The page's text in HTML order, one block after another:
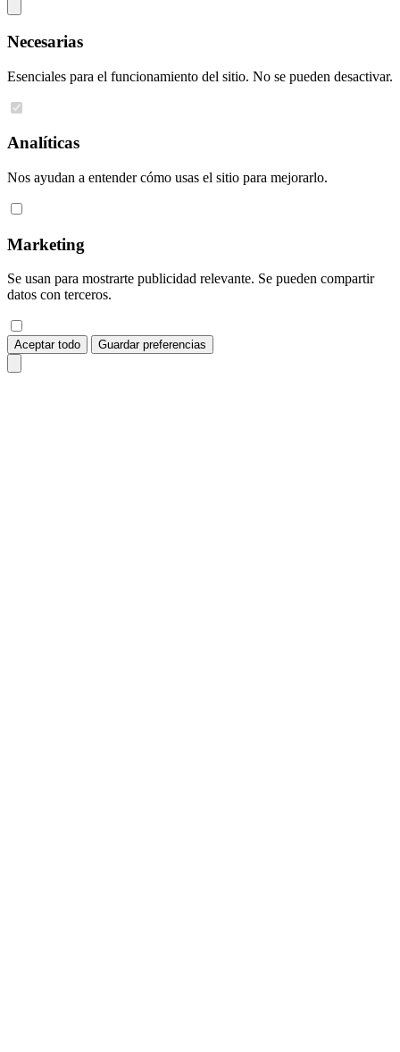
Necesarias
Esenciales para el funcionamiento del sitio. No se pueden desactivar.
Analíticas
Nos ayudan a entender cómo usas el sitio para mejorarlo.
Marketing
Se usan para mostrarte publicidad relevante. Se pueden compartir
datos con terceros.
Aceptar todo Guardar preferencias